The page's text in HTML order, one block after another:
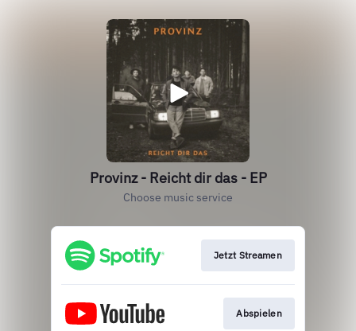
Provinz - Reicht dir das - EP
Choose music service
Jetzt Streamen
Abspielen